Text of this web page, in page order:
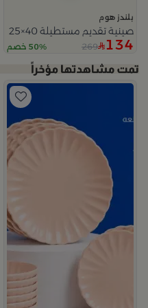
بلندز هوم
صينية تقديم مستطيلة 40×25 سم أسود وأبيض من الزجاج والخشب بطباعة نخلة من سيلورا
134
269 50% خصم